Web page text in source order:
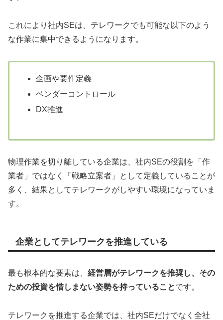
これにより社内SEは、テレワークでも可能な以下のよう
な作業に集中できるようになります。
企画や要件定義
ベンダーコントロール
DX推進
物理作業を切り離している企業は、社内SEの役割を「作
業者」ではなく「戦略立案者」として定義していることが
多く、結果としてテレワークがしやすい環境になっていま
す。
企業としてテレワークを推進している
最も根本的な要素は、 経営層がテレワークを推奨し、その
ための投資を惜しまない姿勢を持っていることです。
テレワークを推進する企業では、社内SEだけでなく全社